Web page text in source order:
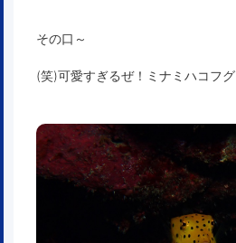
その口～
(笑)可愛すぎるぜ！ミナミハコフグ